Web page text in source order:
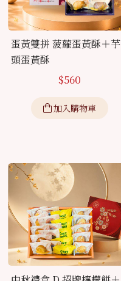
蛋黃雙拼 菠蘿蛋黃酥＋芋
頭蛋黃酥
$560
加入購物車